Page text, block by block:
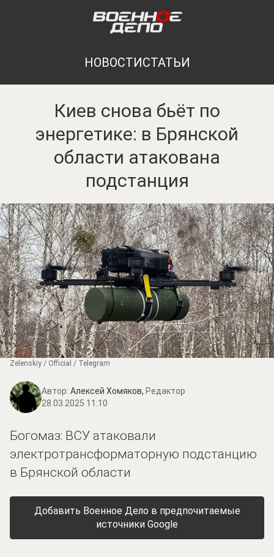
НОВОСТИСТАТЬИ
Киев снова бьёт по
энергетике: в Брянской
области атакована
подстанция
Zеlеnskiу / Оfficiаl / Telegram
Автор: Алексей Хомяков, Редактор
28.03.2025 11:10
Богомаз: ВСУ атаковали
электротрансформаторную подстанцию
в Брянской области
Добавить Военное Дело в предпочитаемые
источники Google